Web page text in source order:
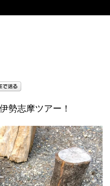
勢志摩ツアー！